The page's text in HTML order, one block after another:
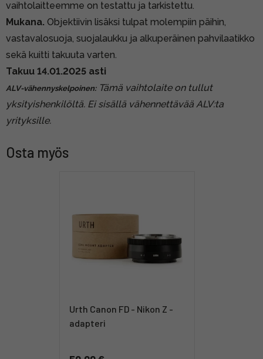
vaihtolaitteemme on testattu ja tarkistettu.
Mukana. Objektiivin lisäksi tulpat molempiin päihin,
vastavalosuoja, suojalaukku ja alkuperäinen pahvilaatikko
sekä kuitti takuuta varten.
Takuu 14.01.2025 asti
ALV-vähennyskelpoinen:Tämä vaihtolaite on tullut
yksityishenkilöltä. Ei sisällä vähennettävää ALV:ta
yrityksille.
Osta myös
Urth Canon FD - Nikon Z -
adapteri